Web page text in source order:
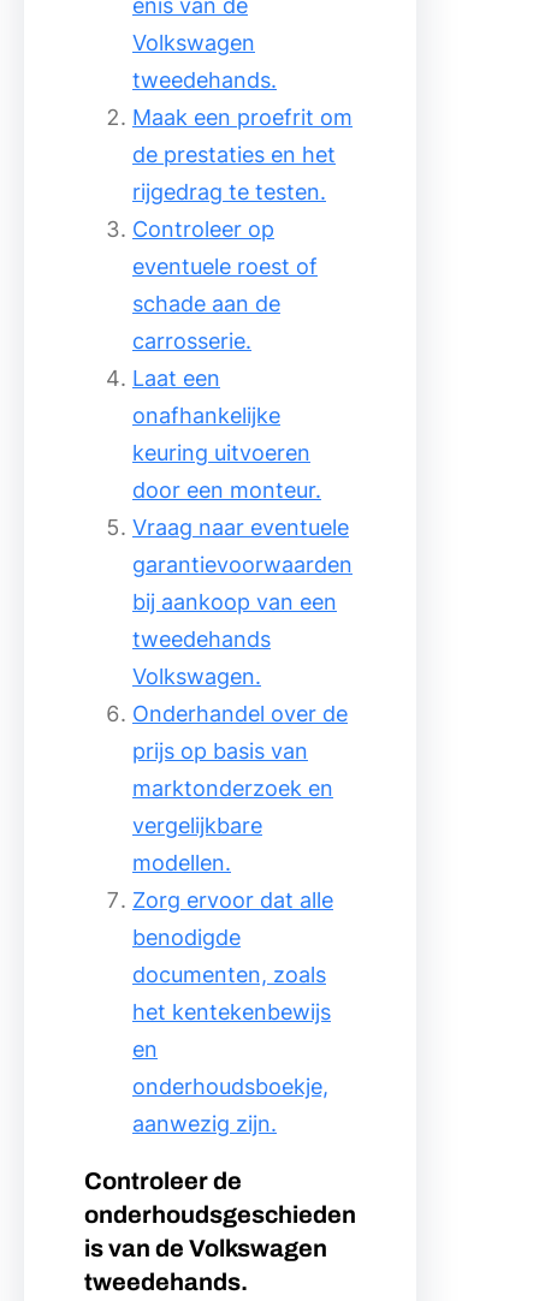
enis van de
Volkswagen
tweedehands.
Maak een proefrit om
de prestaties en het
rijgedrag te testen.
Controleer op
eventuele roest of
schade aan de
carrosserie.
Laat een
onafhankelijke
keuring uitvoeren
door een monteur.
Vraag naar eventuele
garantievoorwaarden
bij aankoop van een
tweedehands
Volkswagen.
Onderhandel over de
prijs op basis van
marktonderzoek en
vergelijkbare
modellen.
Zorg ervoor dat alle
benodigde
documenten, zoals
het kentekenbewijs
en
onderhoudsboekje,
aanwezig zijn.
Controleer de
onderhoudsgeschieden
is van de Volkswagen
tweedehands.